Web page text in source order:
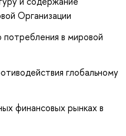
Организации
в мировой
глобальному
финансовых рынках в